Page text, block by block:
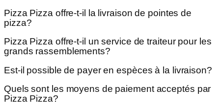
Pizza Pizza offre-t-il la livraison de pointes de
pizza?
Pizza Pizza offre-t-il un service de traiteur pour les
grands rassemblements?
Est-il possible de payer en espèces à la livraison?
Quels sont les moyens de paiement acceptés par
Pizza Pizza?